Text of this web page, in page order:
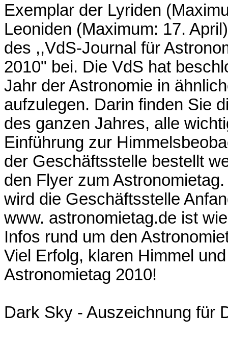
Exemplar der Lyriden
Leoniden (Maximum: 17.
des ,,VdS-Journal für
2010" bei. Die VdS hat
Jahr der Astronomie in
aufzulegen. Darin finden Sie
des ganzen Jahres, alle
Einführung zur
der Geschäftsstelle bestellt
den Flyer zum
wird die Geschäftsstelle
www. astronomietag.de ist
Infos rund um den
Viel Erfolg, klaren Himmel
Astronomietag 2010!
Dark Sky - Auszeichnung für